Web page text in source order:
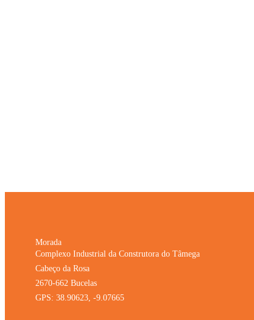
Morada
Complexo Industrial da Construtora do Tâmega
Cabeço da Rosa
2670-662 Bucelas
GPS: 38.90623, -9.07665